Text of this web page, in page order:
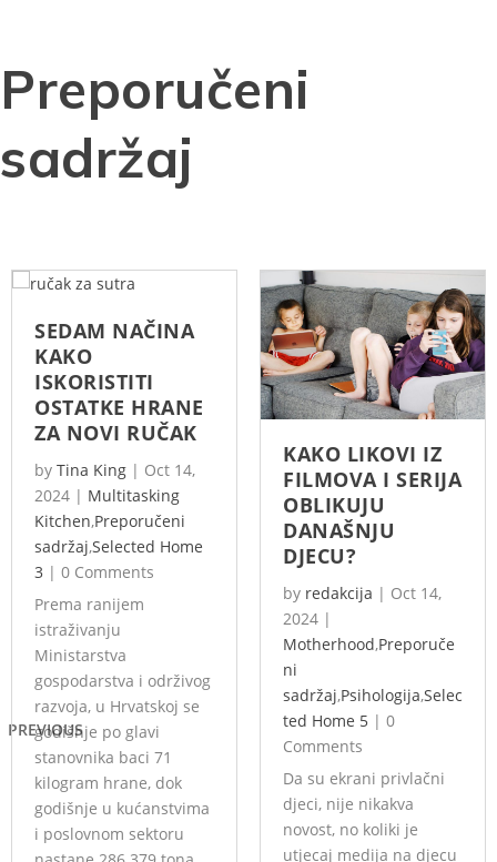
Preporučeni
sadržaj
PREVIOUS
SEDAM NAČINA
KAKO
ISKORISTITI
OSTATKE HRANE
ZA NOVI RUČAK
by Tina King | Oct 14,
2024 | Multitasking
Kitchen,Preporučeni
sadržaj,Selected Home
3 | 0 Comments
Prema ranijem
istraživanju
Ministarstva
gospodarstva i održivog
razvoja, u Hrvatskoj se
godišnje po glavi
stanovnika baci 71
kilogram hrane, dok
godišnje u kućanstvima
i poslovnom sektoru
KAKO LIKOVI IZ
FILMOVA I SERIJA
OBLIKUJU
DANAŠNJU
DJECU?
by redakcija | Oct 14,
2024 |
Motherhood,Preporuče
ni
sadržaj,Psihologija,Selec
ted Home 5 | 0
Comments
Da su ekrani privlačni
djeci, nije nikakva
novost, no koliki je
utjecaj medija na djecu